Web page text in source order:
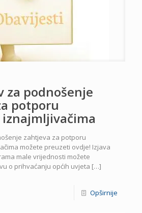
za podnošenje
potporu
zahtjeva za potporu
možete preuzeti ovdje! Izjava
male vrijednosti možete
o prihvaćanju općih uvjeta […]
Opširnije